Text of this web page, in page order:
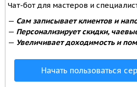
Чат-бот для мастеров и
— Сам записывает клиентов и
— Персонализирует скидки,
— Увеличивает доходимость и
Начать пользоваться